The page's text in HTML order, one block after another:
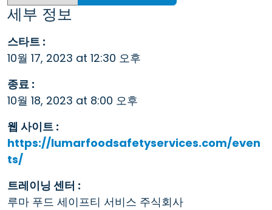
세부 정보
스타트 :
10월 17, 2023 at 12:30 오후
종료 :
10월 18, 2023 at 8:00 오후
웹 사이트 :
https://lumarfoodsafetyservices.com/even
ts/
트레이닝 센터 :
루마 푸드 세이프티 서비스 주식회사